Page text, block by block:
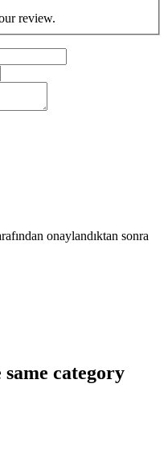
review.
onaylandıktan sonra
category